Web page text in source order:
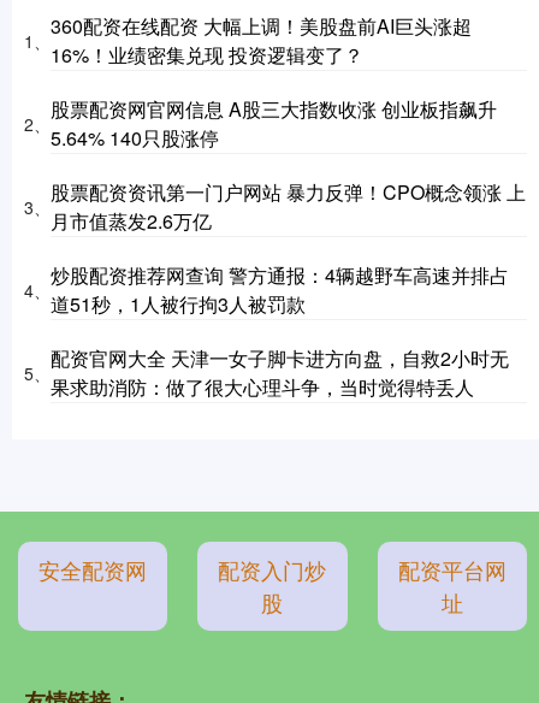
1、
360配资在线配资 大幅上调！美股盘前AI巨头涨超
16%！业绩密集兑现 投资逻辑变了？
2、
股票配资网官网信息 A股三大指数收涨 创业板指飙升
5.64% 140只股涨停
3、
股票配资资讯第一门户网站 暴力反弹！CPO概念领涨 上
月市值蒸发2.6万亿
4、
炒股配资推荐网查询 警方通报：4辆越野车高速并排占
道51秒，1人被行拘3人被罚款
5、
配资官网大全 天津一女子脚卡进方向盘，自救2小时无
果求助消防：做了很大心理斗争，当时觉得特丢人
安全配资网
配资入门炒
股
配资平台网
址